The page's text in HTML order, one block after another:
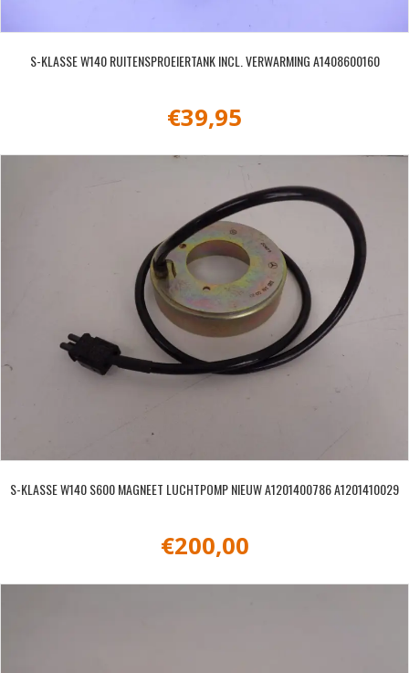
S-KLASSE W140 RUITENSPROEIERTANK INCL. VERWARMING A1408600160
€39,95
S-KLASSE W140 S600 MAGNEET LUCHTPOMP NIEUW A1201400786 A1201410029
€200,00